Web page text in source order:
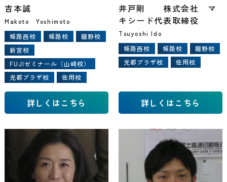
吉本誠
Makoto Yoshimoto
姫路西校
姫路校
龍野校
新宮校
FUJIゼミナール（山崎校）
光都プラザ校
佐用校
詳しくはこちら
井戸剛 株式会社 マ
キシード代表取締役
Tsuyoshi Ido
姫路西校
姫路校
龍野校
光都プラザ校
佐用校
詳しくはこちら